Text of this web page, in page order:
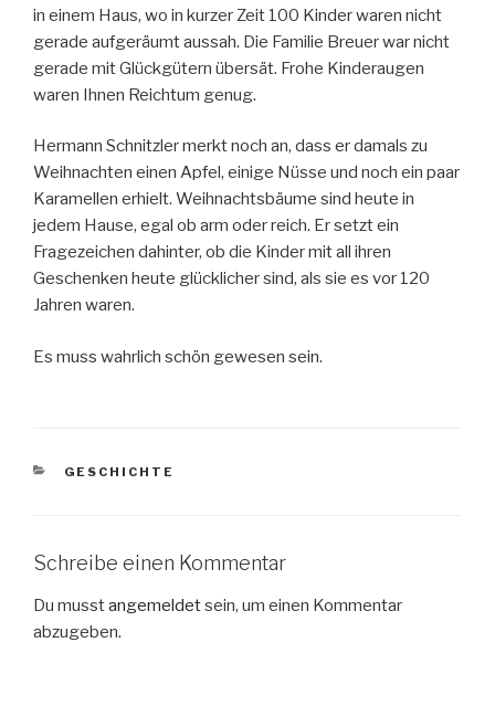
in einem Haus, wo in kurzer Zeit 100 Kinder waren nicht
gerade aufgeräumt aussah. Die Familie Breuer war nicht
gerade mit Glückgütern übersät. Frohe Kinderaugen
waren Ihnen Reichtum genug.
Hermann Schnitzler merkt noch an, dass er damals zu
Weihnachten einen Apfel, einige Nüsse und noch ein paar
Karamellen erhielt. Weihnachtsbäume sind heute in
jedem Hause, egal ob arm oder reich. Er setzt ein
Fragezeichen dahinter, ob die Kinder mit all ihren
Geschenken heute glücklicher sind, als sie es vor 120
Jahren waren.
Es muss wahrlich schön gewesen sein.
KATEGORIEN
GESCHICHTE
Schreibe einen Kommentar
Du musstangemeldetsein, um einen Kommentar
abzugeben.